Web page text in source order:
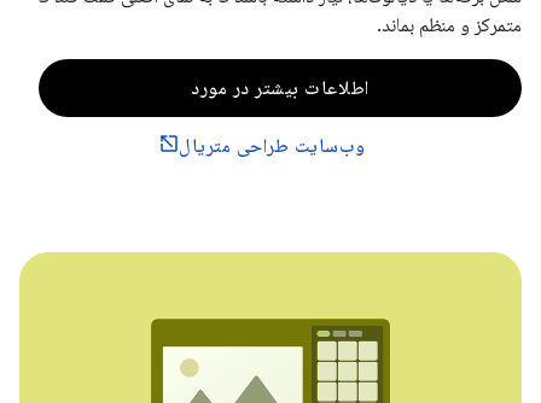
متمرکز و منظم بماند.
اطلاعات بیشتر در مورد
وب‌سایت طراحی متریال